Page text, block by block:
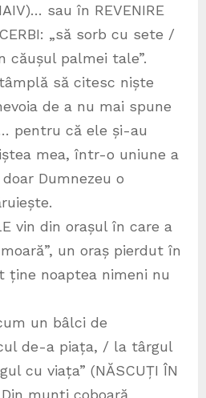
sau în REVENIRE
„să sorb cu sete /
căușul palmei tale”.
să citesc niște
de a nu mai spune
pentru că ele și-au
mea, într-o uniune a
Dumnezeu o
vin din orașul în care a
un oraș pierdut în
ține noaptea nimeni nu
un bâlci de
de-a piața, / la târgul
cu viața” (NĂSCUȚI ÎN
munți coboară